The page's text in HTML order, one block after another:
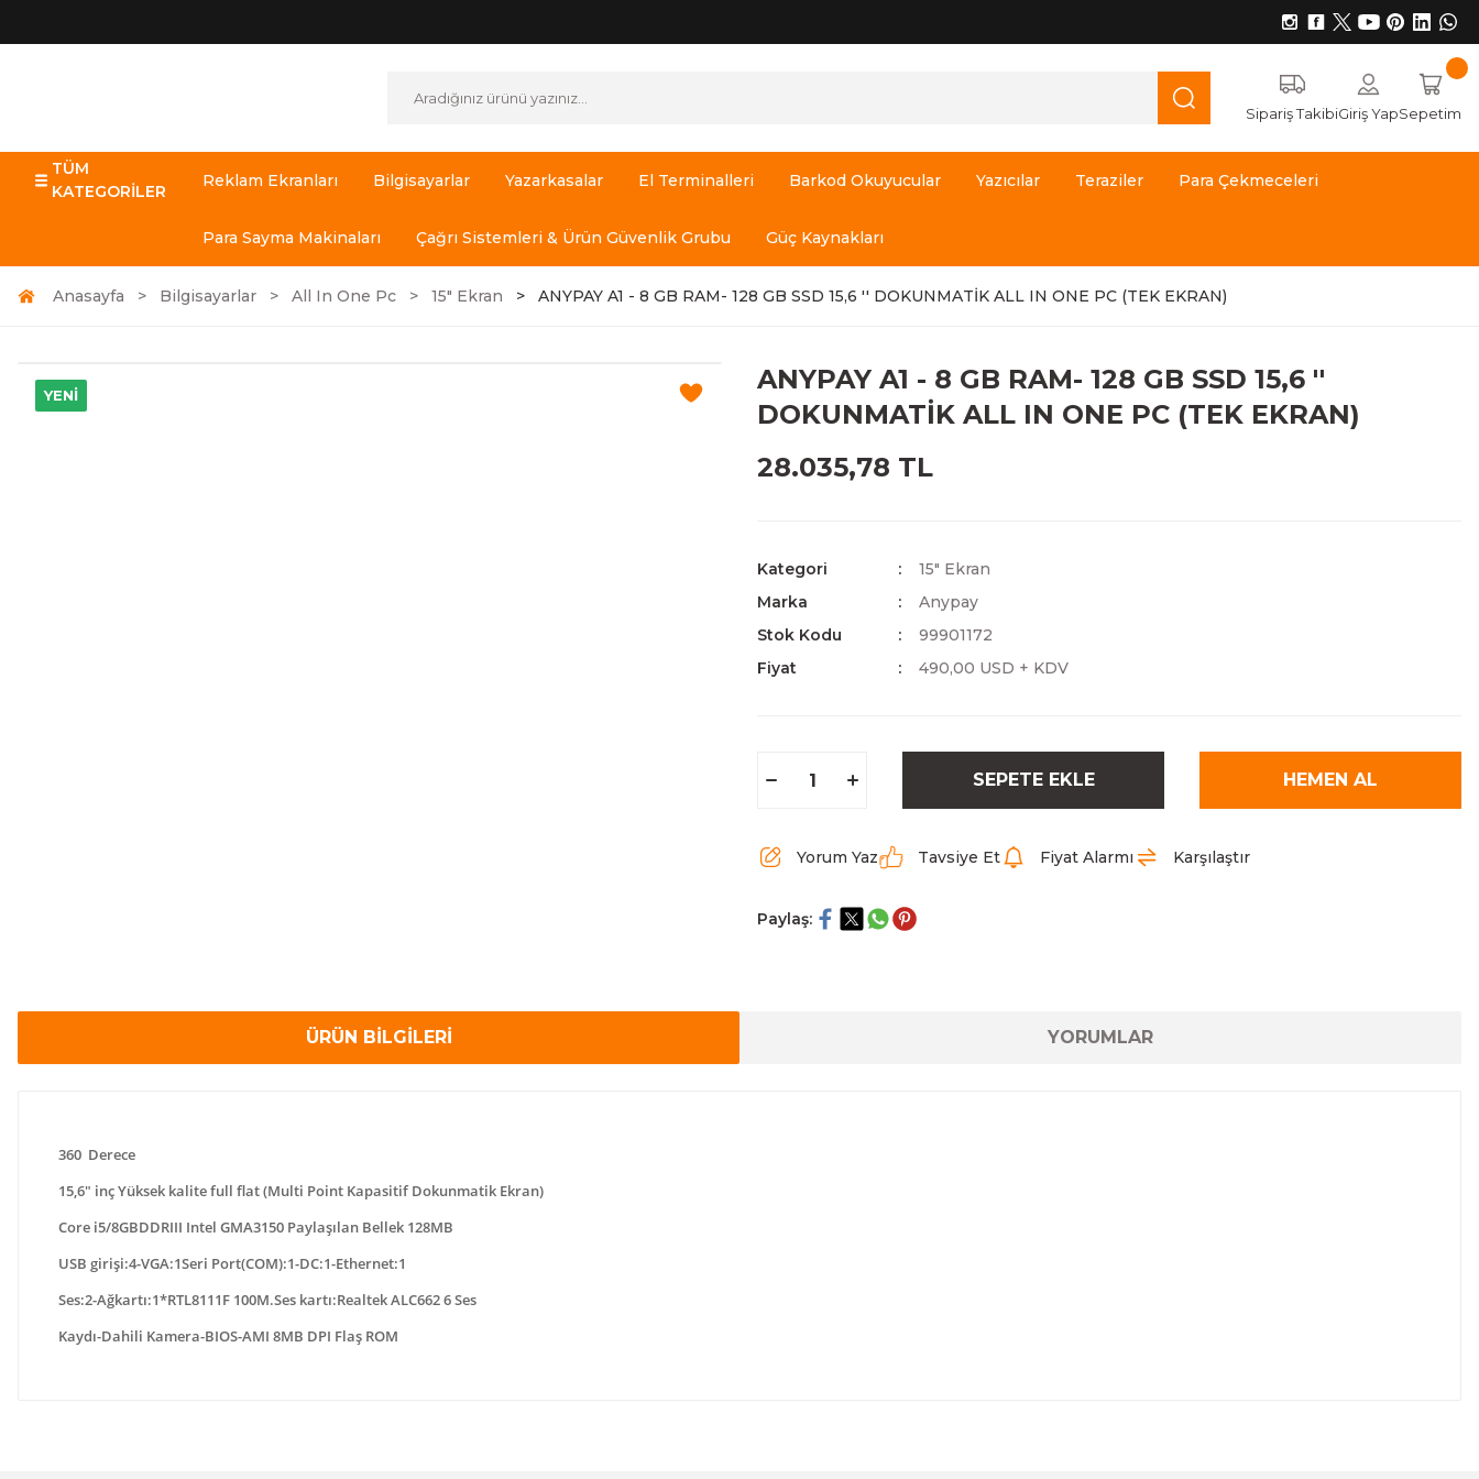
Sipariş TakibiGiriş YapSepetim
TÜM
KATEGORİLER
Reklam Ekranları Bilgisayarlar Yazarkasalar El Terminalleri Barkod Okuyucular Yazıcılar Teraziler Para Çekmeceleri
Para Sayma Makinaları Çağrı Sistemleri & Ürün Güvenlik Grubu Güç Kaynakları
Anasayfa Bilgisayarlar All In One Pc 15" Ekran ANYPAY A1 - 8 GB RAM- 128 GB SSD 15,6 '' DOKUNMATİK ALL IN ONE PC (TEK EKRAN)
YENİ
ANYPAY A1 - 8 GB RAM- 128 GB SSD 15,6 ''
DOKUNMATİK ALL IN ONE PC (TEK EKRAN)
28.035,78 TL
Kategori
15" Ekran
Marka
Anypay
Stok Kodu
99901172
Fiyat
490,00 USD + KDV
SEPETE EKLE HEMEN AL
Yorum Yaz Tavsiye Et Fiyat Alarmı Karşılaştır
Paylaş:
ÜRÜN BİLGİLERİ YORUMLAR
360 Derece
15,6" inç Yüksek kalite full flat (Multi Point Kapasitif Dokunmatik Ekran)
Core i5/8GBDDRIII Intel GMA3150 Paylaşılan Bellek 128MB
USB girişi:4-VGA:1Seri Port(COM):1-DC:1-Ethernet:1
Ses:2-Ağkartı:1*RTL8111F 100M.Ses kartı:Realtek ALC662 6 Ses
Kaydı-Dahili Kamera-BIOS-AMI 8MB DPI Flaş ROM